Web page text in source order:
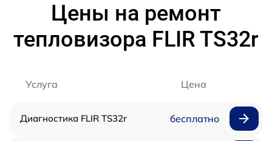
Цены на ремонт
тепловизора FLIR TS32r
Услуга Цена
Диагностика FLIR TS32r бесплатно